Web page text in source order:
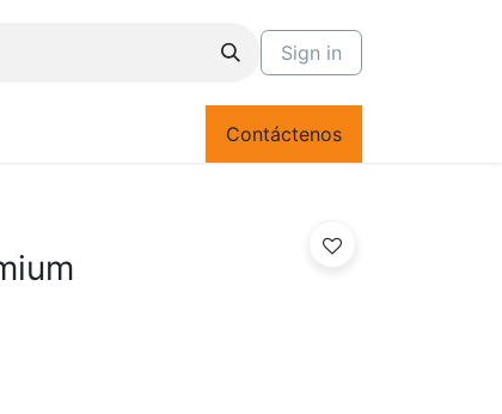
Sign in
Contáctenos